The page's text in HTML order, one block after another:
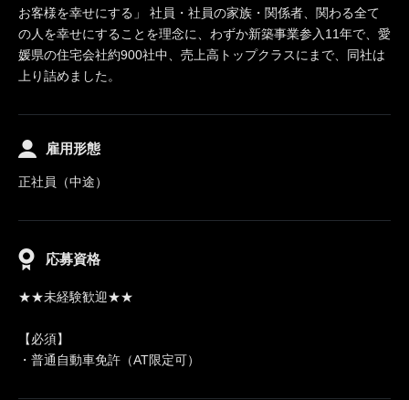
お客様を幸せにする」 社員・社員の家族・関係者、関わる全て
の人を幸せにすることを理念に、わずか新築事業参入11年で、愛
媛県の住宅会社約900社中、売上高トップクラスにまで、同社は
上り詰めました。
雇用形態
正社員（中途）
応募資格
★★未経験歓迎★★
【必須】
・普通自動車免許（AT限定可）